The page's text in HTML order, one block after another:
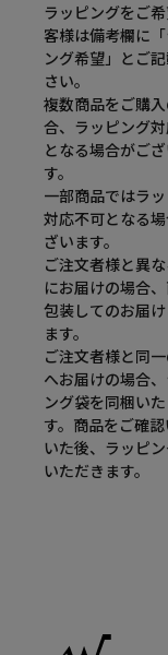
ラッピングをご
客様は備考欄に
ング希望」とご
さい。
複数商品をご購
合、ラッピング
となる場合がござ
す。
一部商品ではラ
対応不可となる
ざいます。
ご注文者様と異
にお届けの場合
包装してのお届け
ます。
ご注文者様と同
へお届けの場合
ング袋を同梱いた
す。商品をご確
いた後、ラッピ
いただきます。